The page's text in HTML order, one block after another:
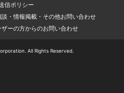
信ポリシー
・情報掲載・その他お問い合わせ
ーの方からのお問い合わせ
All Rights Reserved.